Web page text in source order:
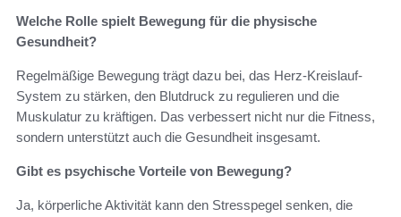
Welche Rolle spielt Bewegung für die physische
Gesundheit?
Regelmäßige Bewegung trägt dazu bei, das Herz-Kreislauf-
System zu stärken, den Blutdruck zu regulieren und die
Muskulatur zu kräftigen. Das verbessert nicht nur die Fitness,
sondern unterstützt auch die Gesundheit insgesamt.
Gibt es psychische Vorteile von Bewegung?
Ja, körperliche Aktivität kann den Stresspegel senken, die